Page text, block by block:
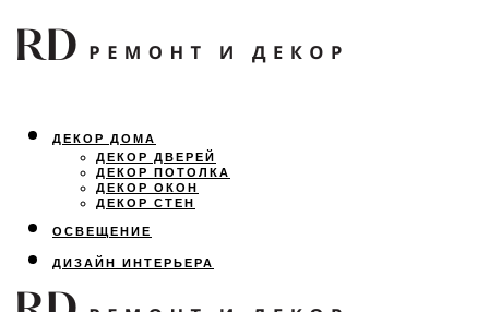
ДЕКОР ДОМА
ДЕКОР ДВЕРЕЙ
ДЕКОР ПОТОЛКА
ДЕКОР ОКОН
ДЕКОР СТЕН
ОСВЕЩЕНИЕ
ДИЗАЙН ИНТЕРЬЕРА
ЛАНДШАФТНЫЙ ДИЗАЙН